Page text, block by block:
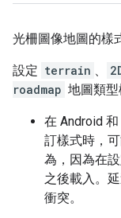
光柵圖像地圖的樣
設定 terrain 、
roadmap 地圖類型
在 Android 和
訂樣式時，
為，因為在
之後載入。
衝突。